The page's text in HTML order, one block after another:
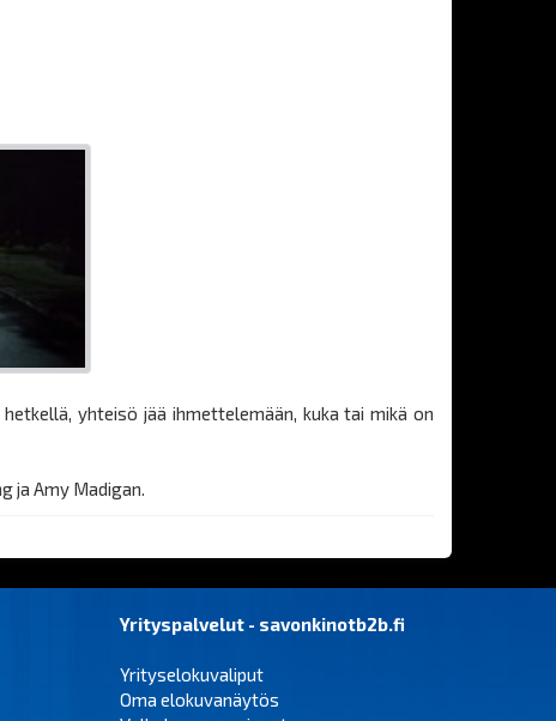
yhteisö jää ihmettelemään, kuka tai mikä on
ja Amy Madigan.
Yrityspalvelut - savonkinotb2b.fi
Yrityselokuvaliput
Oma elokuvanäytös